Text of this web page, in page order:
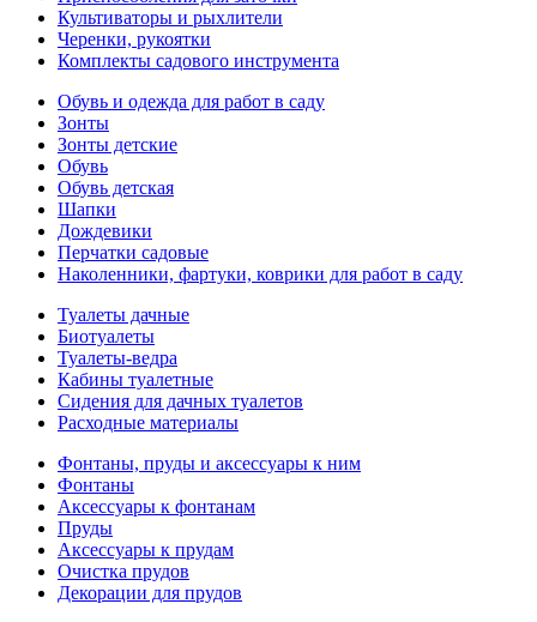
Культиваторы и рыхлители
Черенки, рукоятки
Комплекты садового инструмента
Обувь и одежда для работ в саду
Зонты
Зонты детские
Обувь
Обувь детская
Шапки
Дождевики
Перчатки садовые
Наколенники, фартуки, коврики для работ в саду
Туалеты дачные
Биотуалеты
Туалеты-ведра
Кабины туалетные
Сидения для дачных туалетов
Расходные материалы
Фонтаны, пруды и аксессуары к ним
Фонтаны
Аксессуары к фонтанам
Пруды
Аксессуары к прудам
Очистка прудов
Декорации для прудов